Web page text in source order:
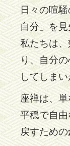
日々の喧
自分」を
私たちは
り、自分
してしま
座禅は、
平穏で自
戻すための